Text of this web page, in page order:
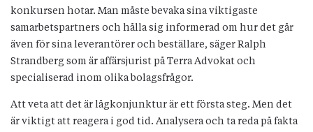
konkursen hotar. Man måste bevaka sina viktigaste
samarbetspartners och hålla sig informerad om hur det går
även för sina leverantörer och beställare, säger Ralph
Strandberg som är affärsjurist på Terra Advokat och
specialiserad inom olika bolagsfrågor.
Att veta att det är lågkonjunktur är ett första steg. Men det
är viktigt att reagera i god tid. Analysera och ta reda på fakta